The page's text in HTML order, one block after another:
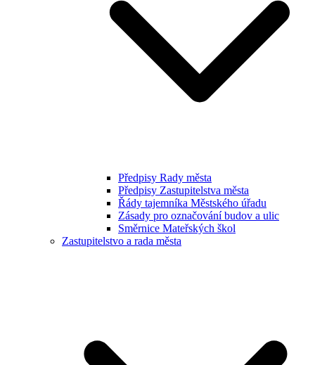
Předpisy Rady města
Předpisy Zastupitelstva města
Řády tajemníka Městského úřadu
Zásady pro označování budov a ulic
Směrnice Mateřských škol
Zastupitelstvo a rada města